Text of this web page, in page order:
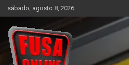
Skip
to
content
sábado, agosto 8, 2026